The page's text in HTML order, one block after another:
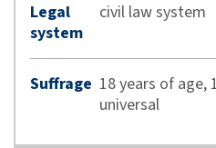
Legal
system
civil law system
Suffrage 18 years of age,
universal